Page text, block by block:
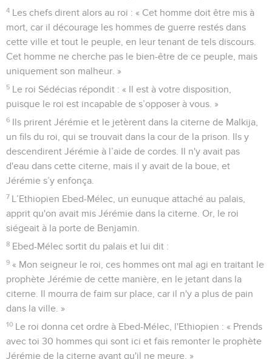
4 Les chefs dirent alors au roi : « Cet homme doit être mis à
mort, car il décourage les hommes de guerre restés dans
cette ville et tout le peuple, en leur tenant de tels discours.
Cet homme ne cherche pas le bien-être de ce peuple, mais
uniquement son malheur. »
5 Le roi Sédécias répondit : « Il est à votre disposition,
puisque le roi est incapable de s’opposer à vous. »
6 Ils prirent Jérémie et le jetèrent dans la citerne de Malkija,
un fils du roi, qui se trouvait dans la cour de la prison. Ils y
descendirent Jérémie à l’aide de cordes. Il n'y avait pas
d'eau dans cette citerne, mais il y avait de la boue, et
Jérémie s’y enfonça.
7 L’Ethiopien Ebed-Mélec, un eunuque attaché au palais,
apprit qu'on avait mis Jérémie dans la citerne. Or, le roi
siégeait à la porte de Benjamin.
8 Ebed-Mélec sortit du palais et lui dit :
9 « Mon seigneur le roi, ces hommes ont mal agi en traitant le
prophète Jérémie de cette manière, en le jetant dans la
citerne. Il mourra de faim sur place, car il n'y a plus de pain
dans la ville. »
10 Le roi donna cet ordre à Ebed-Mélec, l'Ethiopien : « Prends
avec toi 30 hommes qui sont ici et fais remonter le prophète
Jérémie de la citerne avant qu'il ne meure. »